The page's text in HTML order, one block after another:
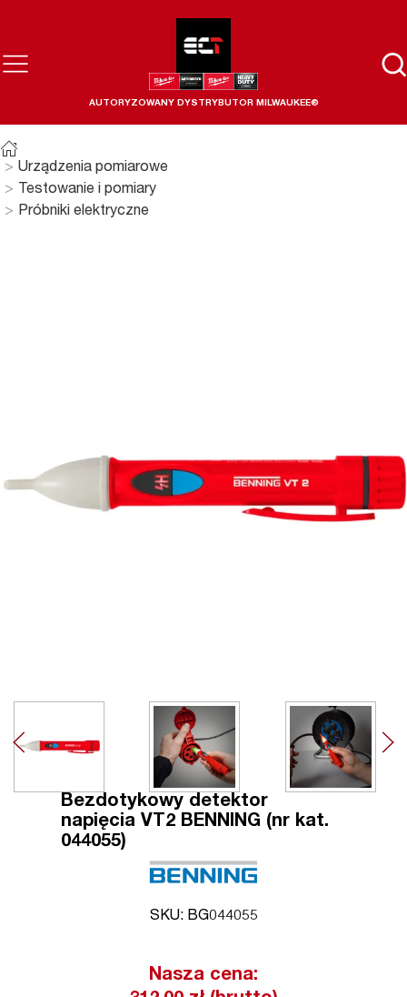
AUTORYZOWANY DYSTRYBUTOR MILWAUKEE®
Urządzenia pomiarowe
Testowanie i pomiary
Próbniki elektryczne
Bezdotykowy detektor
napięcia VT2 BENNING (nr kat.
044055)
SKU: BG044055
Nasza cena: